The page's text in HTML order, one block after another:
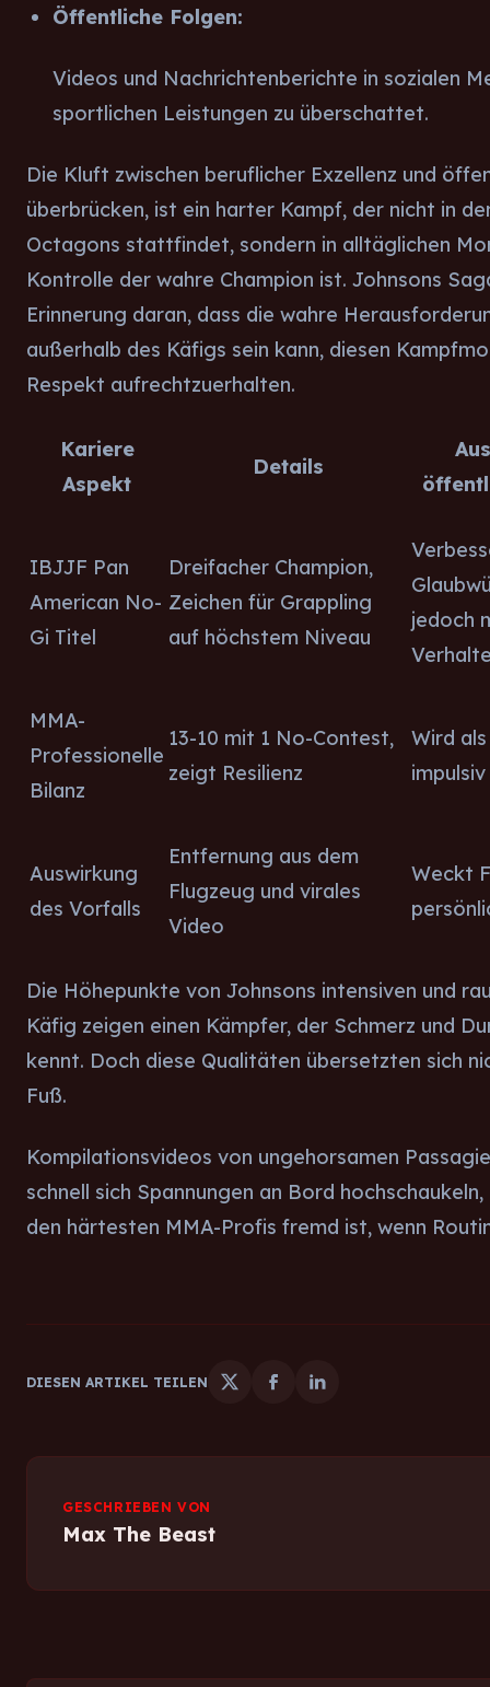
Öffentliche Folgen:
Videos und Nachrichtenberichte in sozialen
sportlichen Leistungen zu überschattet.
Die Kluft zwischen beruflicher Exzellenz und
überbrücken, ist ein harter Kampf, der nicht in
Octagons stattfindet, sondern in alltäglichen
Kontrolle der wahre Champion ist. Johnsons
Erinnerung daran, dass die wahre
außerhalb des Käfigs sein kann, diesen
Respekt aufrechtzuerhalten.
Kariere
Aspekt
Details
IBJJF Pan
American No-
Gi Titel
Dreifacher Champion,
Zeichen für Grappling
auf höchstem Niveau
jedoch
MMA-
Professionelle
Bilanz
13-10 mit 1 No-Contest,
zeigt Resilienz
Wird
Auswirkung
des Vorfalls
Entfernung aus dem
Flugzeug und virales
Video
Weckt
Die Höhepunkte von Johnsons intensiven und
Käfig zeigen einen Kämpfer, der Schmerz und
kennt. Doch diese Qualitäten übersetzten sich
Fuß.
Kompilationsvideos von ungehorsamen
schnell sich Spannungen an Bord
den härtesten MMA-Profis fremd ist, wenn
DIESEN ARTIKEL TEILEN
GESCHRIEBEN VON
Max The Beast